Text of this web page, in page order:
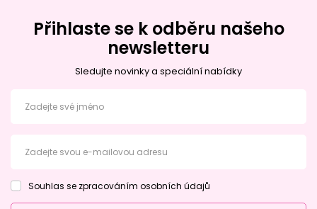
Přihlaste se k odběru našeho
newsletteru
Sledujte novinky a speciální nabídky
Zadejte své jméno
Zadejte svou e-mailovou adresu
Souhlas se zpracováním osobních údajů